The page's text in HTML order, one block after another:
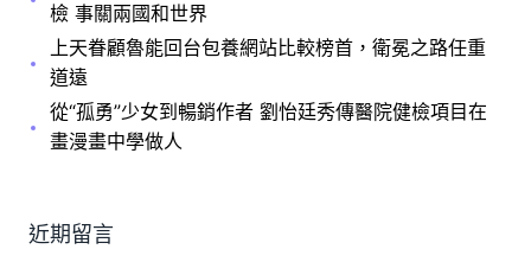
檢 事關兩國和世界
上天眷顧魯能回台包養網站比較榜首，衛冕之路任重
道遠
從“孤勇”少女到暢銷作者 劉怡廷秀傳醫院健檢項目在
畫漫畫中學做人
近期留言